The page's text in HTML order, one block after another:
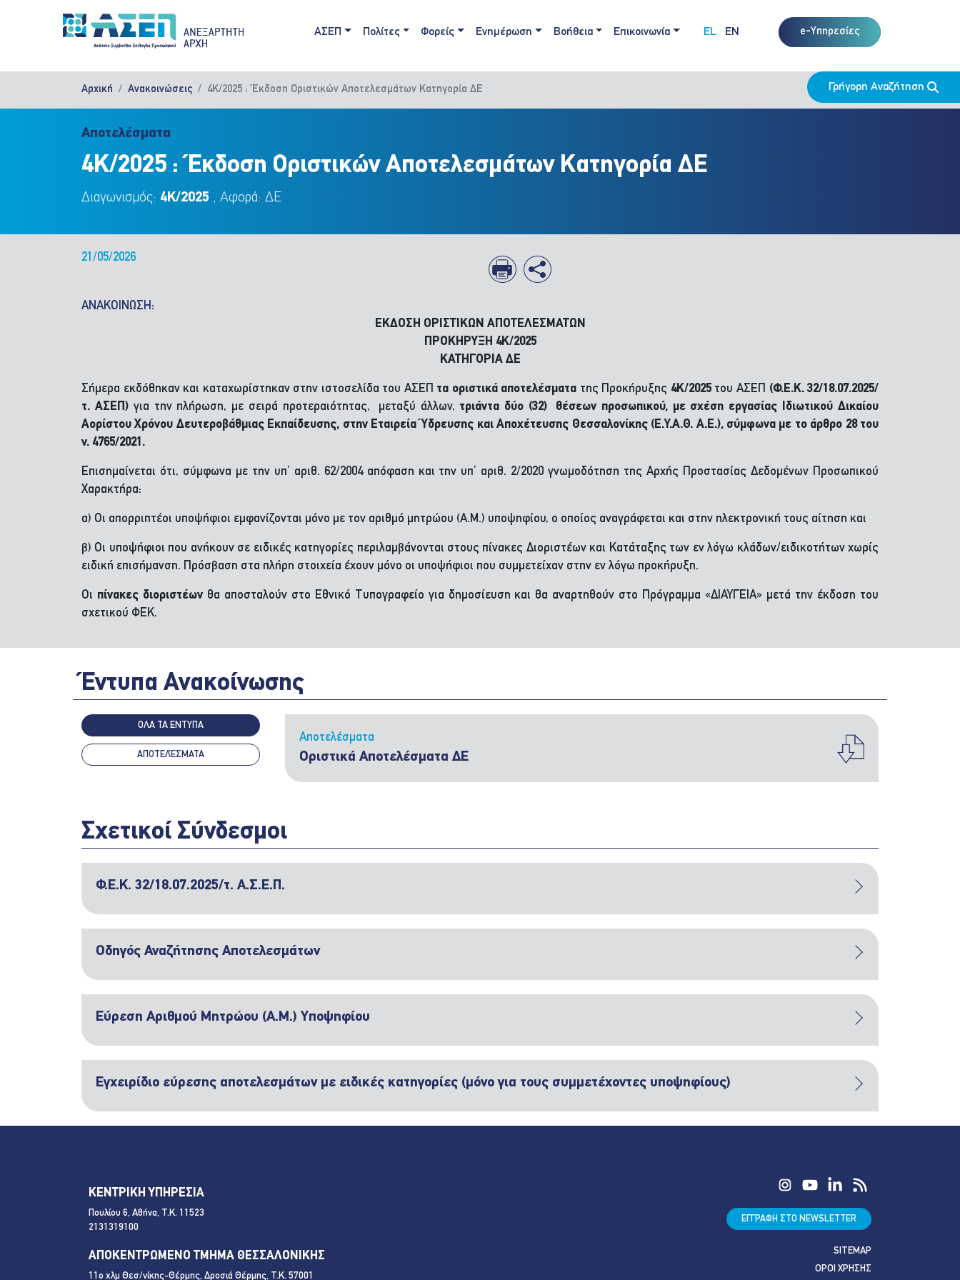
Main navigation
ΑΣΕΠ Πολίτες Φορείς Ενημέρωση Βοήθεια Επικοινωνία EL EN e-Υπηρεσίες
Αρχική Ανακοινώσεις 4Κ/2025 : Έκδοση Οριστικών Αποτελεσμάτων Κατηγορία ΔΕ Γρήγορη Αναζήτηση
Αποτελέσματα
4Κ/2025 : Έκδοση Οριστικών Αποτελεσμάτων Κατηγορία ΔΕ
Διαγωνισμός: 4Κ/2025 , Αφορά: ΔΕ
21/05/2026
ΑΝΑΚΟΙΝΩΣΗ:
ΕΚΔΟΣΗ ΟΡΙΣΤΙΚΩΝ ΑΠΟΤΕΛΕΣΜΑΤΩΝ
ΠΡΟΚΗΡΥΞΗ 4Κ/2025
ΚΑΤΗΓΟΡΙΑ ΔΕ
Σήμερα εκδόθηκαν και καταχωρίστηκαν στην ιστοσελίδα του ΑΣΕΠ τα οριστικά αποτελέσματα της Προκήρυξης 4Κ/2025του ΑΣΕΠ (Φ.Ε.Κ. 32/18.07.2025/
τ. ΑΣΕΠ)για την πλήρωση, με σειρά προτεραιότητας, μεταξύ άλλων, τριάντα δύο (32) θέσεων προσωπικού, με σχέση εργασίας Ιδιωτικού Δικαίου
Αορίστου Χρόνου Δευτεροβάθμιας Εκπαίδευσης, στην Εταιρεία Ύδρευσης και Αποχέτευσης Θεσσαλονίκης (Ε.Υ.Α.Θ. Α.Ε.), σύμφωνα με το άρθρο 28 του
ν. 4765/2021.
Επισημαίνεται ότι, σύμφωνα με την υπ’ αριθ. 62/2004 απόφαση και την υπ’ αριθ. 2/2020 γνωμοδότηση της Αρχής Προστασίας Δεδομένων Προσωπικού
Χαρακτήρα:
α) Οι απορριπτέοι υποψήφιοι εμφανίζονται μόνο με τον αριθμό μητρώου (Α.Μ.) υποψηφίου, ο οποίος αναγράφεται και στην ηλεκτρονική τους αίτηση και
β) Οι υποψήφιοι που ανήκουν σε ειδικές κατηγορίες περιλαμβάνονται στους πίνακες Διοριστέων και Κατάταξης των εν λόγω κλάδων/ειδικοτήτων χωρίς
ειδική επισήμανση. Πρόσβαση στα πλήρη στοιχεία έχουν μόνο οι υποψήφιοι που συμμετείχαν στην εν λόγω προκήρυξη.
Οι πίνακες διοριστέωνθα αποσταλούν στο Εθνικό Τυπογραφείο για δημοσίευση και θα αναρτηθούν στο Πρόγραμμα «ΔΙΑΥΓΕΙΑ» μετά την έκδοση του
σχετικού ΦΕΚ.
Έντυπα Ανακοίνωσης
ΟΛΑ ΤΑ ΕΝΤΥΠΑ
ΑΠΟΤΕΛΈΣΜΑΤΑ
Αποτελέσματα
Οριστικά Αποτελέσματα ΔΕ
Σχετικοί Σύνδεσμοι
Φ.Ε.Κ. 32/18.07.2025/τ. Α.Σ.Ε.Π.
Οδηγός Αναζήτησης Αποτελεσμάτων
Εύρεση Αριθμού Μητρώου (Α.Μ.) Υποψηφίου
Εγχειρίδιο εύρεσης αποτελεσμάτων με ειδικές κατηγορίες (μόνο για τους συμμετέχοντες υποψηφίους)
ΚΕΝΤΡΙΚΗ ΥΠΗΡΕΣΙΑ
Πουλίου 6, Αθήνα, Τ.Κ. 11523
2131319100
ΑΠΟΚΕΝΤΡΩΜΕΝΟ ΤΜΗΜΑ ΘΕΣΣΑΛΟΝΙΚΗΣ
11ο χλμ Θεσ/νίκης-Θέρμης, Δροσιά Θέρμης, Τ.Κ. 57001
ΕΓΓΡΑΦΗ ΣΤΟ NEWSLETTER
SITEMAP
ΟΡΟΙ ΧΡΗΣΗΣ